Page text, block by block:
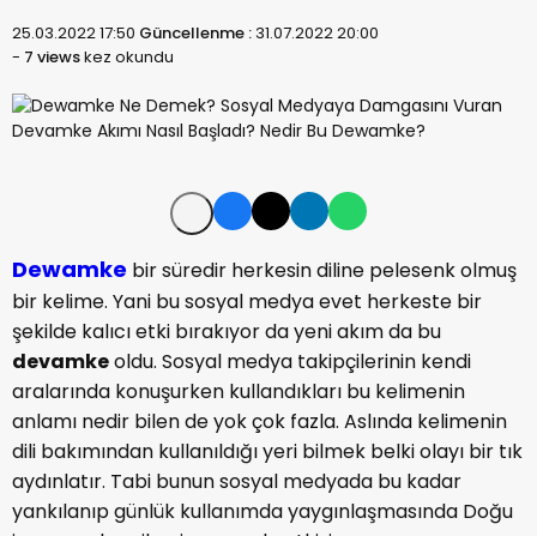
25.03.2022 17:50 Güncellenme :31.07.2022 20:00
- 7 viewskez okundu
Dewamke bir süredir herkesin diline pelesenk olmuş
bir kelime. Yani bu sosyal medya evet herkeste bir
şekilde kalıcı etki bırakıyor da yeni akım da bu
devamkeoldu. Sosyal medya takipçilerinin kendi
aralarında konuşurken kullandıkları bu kelimenin
anlamı nedir bilen de yok çok fazla. Aslında kelimenin
dili bakımından kullanıldığı yeri bilmek belki olayı bir tık
aydınlatır. Tabi bunun sosyal medyada bu kadar
yankılanıp günlük kullanımda yaygınlaşmasında Doğu